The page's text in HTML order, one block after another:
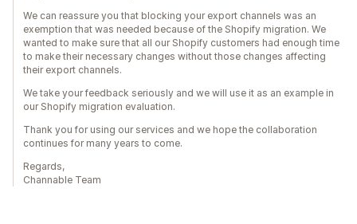
We can reassure you that blocking your export channels was an
exemption that was needed because of the Shopify migration. We
wanted to make sure that all our Shopify customers had enough time
to make their necessary changes without those changes affecting
their export channels.
We take your feedback seriously and we will use it as an example in
our Shopify migration evaluation.
Thank you for using our services and we hope the collaboration
continues for many years to come.
Regards,
Channable Team